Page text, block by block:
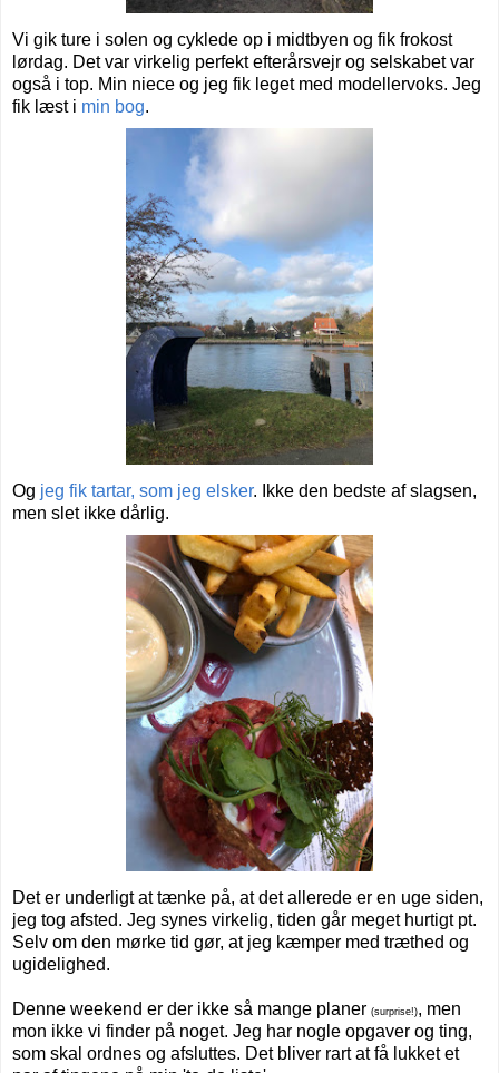
Vi gik ture i solen og cyklede op i midtbyen og fik frokost
lørdag. Det var virkelig perfekt efterårsvejr og selskabet var
også i top. Min niece og jeg fik leget med modellervoks. Jeg
fik læst i min bog.
Og jeg fik tartar, som jeg elsker. Ikke den bedste af slagsen,
men slet ikke dårlig.
Det er underligt at tænke på, at det allerede er en uge siden,
jeg tog afsted. Jeg synes virkelig, tiden går meget hurtigt pt.
Selv om den mørke tid gør, at jeg kæmper med træthed og
ugidelighed.
Denne weekend er der ikke så mange planer (surprise!), men
mon ikke vi finder på noget. Jeg har nogle opgaver og ting,
som skal ordnes og afsluttes. Det bliver rart at få lukket et